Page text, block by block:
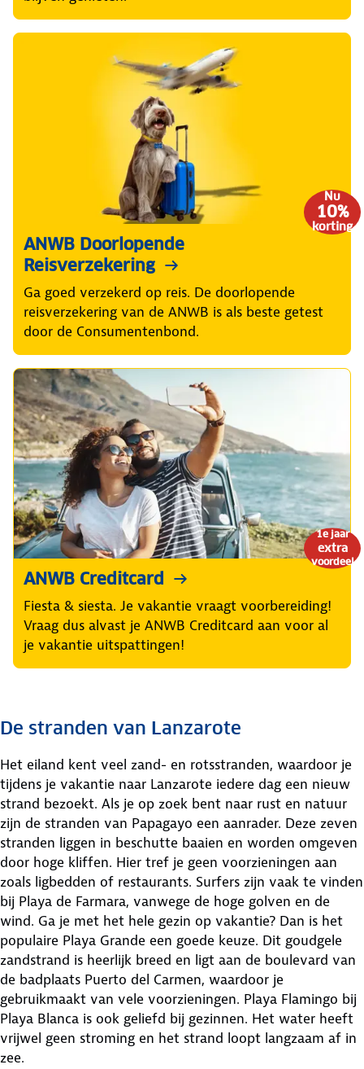
Nu
10%
korting
ANWB Doorlopende
Reisverzekering
Ga goed verzekerd op reis. De doorlopende
reisverzekering van de ANWB is als beste getest
door de Consumentenbond.
1e jaar
extra
voordeel
ANWB Creditcard
Fiesta & siesta. Je vakantie vraagt voorbereiding!
Vraag dus alvast je ANWB Creditcard aan voor al
je vakantie uitspattingen!
De stranden van Lanzarote
Het eiland kent veel zand- en rotsstranden, waardoor je
tijdens je vakantie naar Lanzarote iedere dag een nieuw
strand bezoekt. Als je op zoek bent naar rust en natuur
zijn de stranden van Papagayo een aanrader. Deze zeven
stranden liggen in beschutte baaien en worden omgeven
door hoge kliffen. Hier tref je geen voorzieningen aan
zoals ligbedden of restaurants. Surfers zijn vaak te vinden
bij Playa de Farmara, vanwege de hoge golven en de
wind. Ga je met het hele gezin op vakantie? Dan is het
populaire Playa Grande een goede keuze. Dit goudgele
zandstrand is heerlijk breed en ligt aan de boulevard van
de badplaats Puerto del Carmen, waardoor je
gebruikmaakt van vele voorzieningen. Playa Flamingo bij
Playa Blanca is ook geliefd bij gezinnen. Het water heeft
vrijwel geen stroming en het strand loopt langzaam af in
zee.